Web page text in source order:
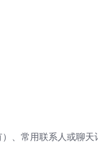
、常用联系人或聊天